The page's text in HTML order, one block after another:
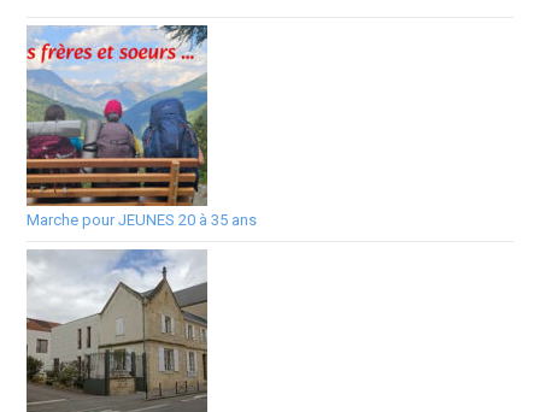
Marche pour JEUNES 20 à 35 ans